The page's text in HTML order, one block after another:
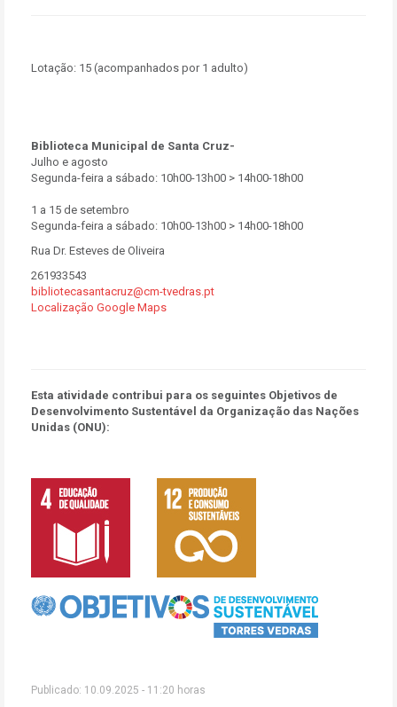
Lotação: 15 (acompanhados por 1 adulto)
Biblioteca Municipal de Santa Cruz-
Julho e agosto
Segunda-feira a sábado: 10h00-13h00 > 14h00-18h00
1 a 15 de setembro
Segunda-feira a sábado: 10h00-13h00 > 14h00-18h00
Rua Dr. Esteves de Oliveira
261933543
bibliotecasantacruz@cm-tvedras.pt
Localização Google Maps
Esta atividade contribui para os seguintes Objetivos de
Desenvolvimento Sustentável da Organização das Nações
Unidas (ONU):
Publicado: 10.09.2025 - 11:20 horas